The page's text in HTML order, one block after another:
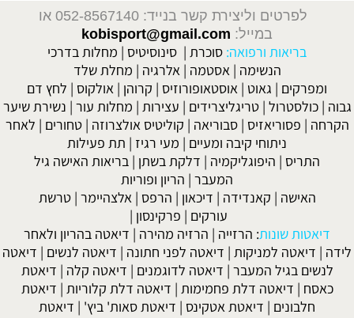
לפרטים וליצירת קשר בנייד: 052-8567140
או
במייל: kobisport@gmail.com
בריאות ורפואה: סוכרת | סינוסיטיס | מחלות בדרכי
הנשימה | אסטמה | אלרגיה | מחלת שלד
ומפרקים | גאוט | אוסטאופורוזיס | קרוהן | אולקוס | לחץ דם
גבוה |כולסטרול |טריגליצרידים | עצירות | מחלות עור | נשירת שיער
הקרחה | פסוריאזיס |סבוריאה | קוליטיס אולצרוזה |טחורים | לאחר
ניתוחי קיבה ומעיים | מעי רגיז | תת פעילות
התריס | היפוגליקמיה | דלקת בשתן | בריאות האישה גיל
המעבר | הריון ופוריות
האישה | קאנדידה | דיכאון | הרפס | אלצהיימר |טרשת
עורקים | פרקינסון |
דיאטות שונות: הרזייה | הרזיה מהירה | דיאטה בהריון ולאחר
לידה | דיאטה למניקות | דיאטה לפני חתונה | דיאטה לנשים | דיאטה
לנשים בגיל המעבר | דיאטה לדוגמנים | דיאטה קלה | דיאטת
כאסח | דיאטה דלת פחמימות | דיאטה דלת קלוריות | דיאטת
חלבונים | דיאטת אטקינס | דיאטת סאות' ביץ' | דיאטת